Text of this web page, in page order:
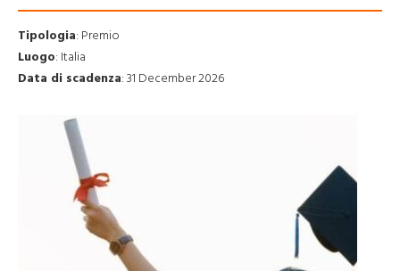
Tipologia: Premio
Luogo: Italia
Data di scadenza: 31 December 2026